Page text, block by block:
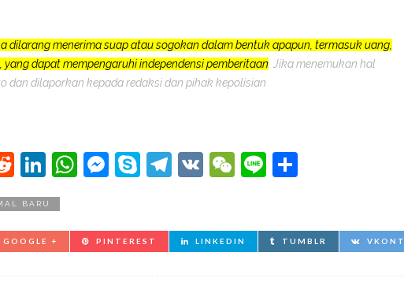
dilarang menerima suap atau sogokan dalam bentuk apapun, termasuk uang,
dapat mempengaruhi independensi pemberitaan. Jika menemukan hal
dan dilaporkan kepada redaksi dan pihak kepolisian
Reddit
LinkedIn
WhatsApp
Messenger
Skype
Telegram
VK WeChat
Line
BARU
GOOGLE + PINTEREST LINKEDIN TUMBLR